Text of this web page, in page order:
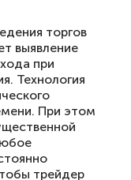
торгов
выявление
при
Технология
При этом
трейдер